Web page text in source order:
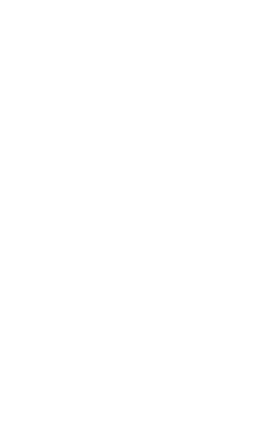
はありません。
年1月12日よ